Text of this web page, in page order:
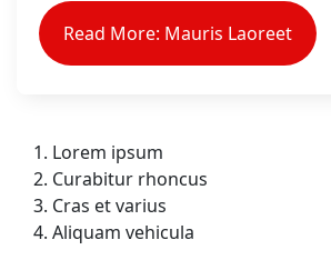
Read More: Mauris Laoreet
Lorem ipsum
Curabitur rhoncus
Cras et varius
Aliquam vehicula